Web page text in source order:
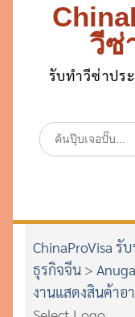
วีซ่
รับทำวีซ่าปร
Search
for:
ChinaProVisa รั
ธุรกิจจีน>
งานแสดงสินค้าอ